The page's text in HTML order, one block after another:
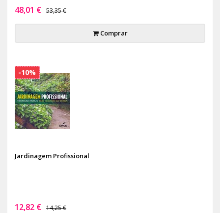
48,01 € 53,35 €
Comprar
Jardinagem Profissional
12,82 € 14,25 €
-10%